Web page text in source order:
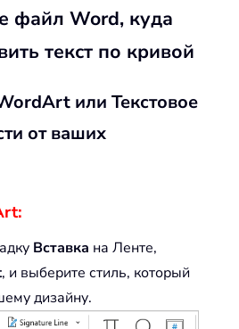
файл Word, куда
текст по кривой
или Текстовое
от ваших
Вставка на Ленте,
, и выберите стиль, который
дизайну.